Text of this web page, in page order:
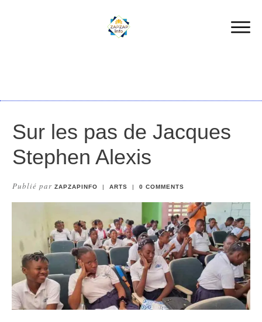
Sur les pas de Jacques
Stephen Alexis
Publié par ZAPZAPINFO | ARTS | 0 COMMENTS